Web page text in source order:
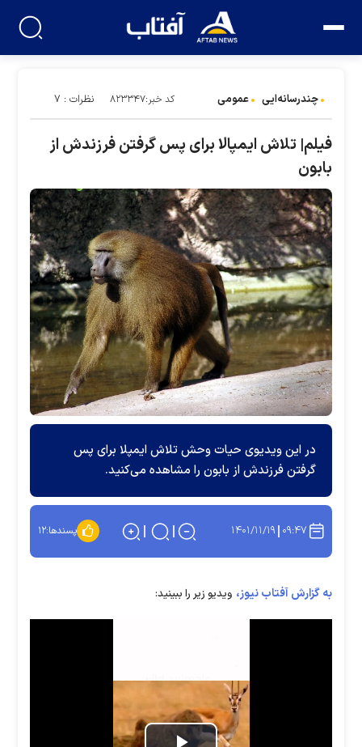
چندرسانه‌ایی عمومی کد خبر:۸۲۳۳۴۷ نظرات : ۷
فیلم| تلاش ایمپالا برای پس گرفتن فرزندش از
بابون
در این ویدیوی حیات وحش تلاش ایمپلا برای پس
گرفتن فرزندش از بابون را مشاهده می‌کنید.
۰۹:۴۷ ۱۴۰۱/۱۱/۱۹ پسندها:۱۲
به گزارش آفتاب نیوز، ویدیو زیر را ببینید: